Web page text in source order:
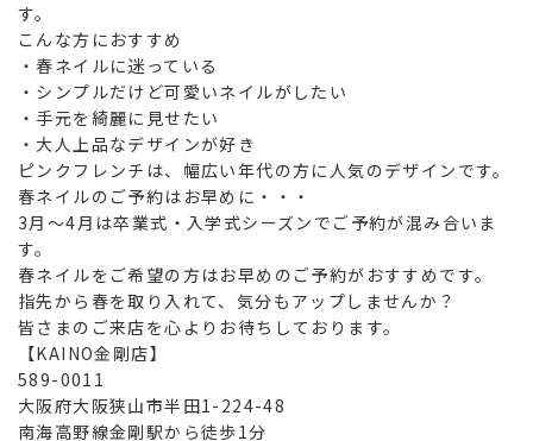
す。
こんな方におすすめ
・春ネイルに迷っている
・シンプルだけど可愛いネイルがしたい
・手元を綺麗に見せたい
・大人上品なデザインが好き
ピンクフレンチは、幅広い年代の方に人気のデザインです。
春ネイルのご予約はお早めに・・・
3月～4月は卒業式・入学式シーズンでご予約が混み合いま
す。
春ネイルをご希望の方はお早めのご予約がおすすめです。
指先から春を取り入れて、気分もアップしませんか？
皆さまのご来店を心よりお待ちしております。
【KAINO金剛店】
589-0011
大阪府大阪狭山市半田1-224-48
南海高野線金剛駅から徒歩1分